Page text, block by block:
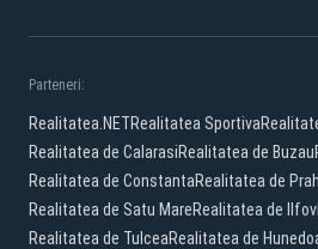
Parteneri:
Realitatea.NETRealitatea Sportiva
Realitatea de CalarasiRealitatea de Buzau
Realitatea de ConstantaRealitatea de
Realitatea de Satu MareRealitatea de Ilfov
Realitatea de TulceaRealitatea de